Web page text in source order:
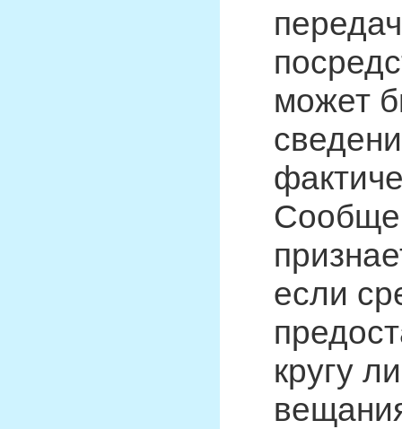
может
если
кругу